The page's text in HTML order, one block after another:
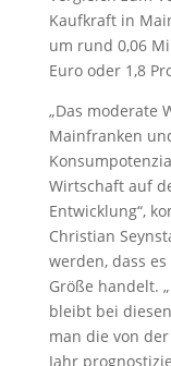
Kaufkraft in
um rund 0,06
Euro oder 1,8
„Das moderate
Mainfranken
Wirtschaft auf
Entwicklung“,
Christian
werden, dass
Größe handelt.
bleibt bei
man die von
Jahr